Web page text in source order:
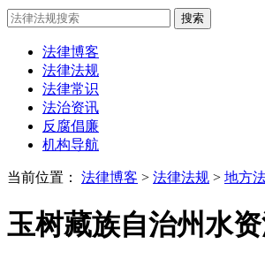
搜索
法律博客
法律法规
法律常识
法治资讯
反腐倡廉
机构导航
当前位置： 法律博客 > 法律法规 > 地方
玉树藏族自治州水